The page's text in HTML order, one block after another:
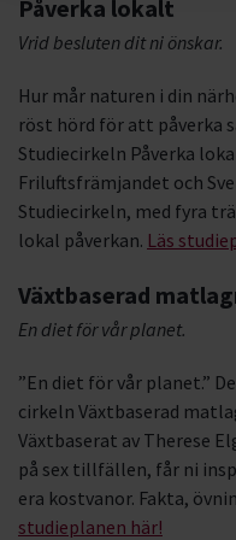
Påverka lokalt
Vrid besluten dit ni önskar.
Hur mår naturen i din
röst hörd för att påverka
Studiecirkeln Påverka
Friluftsfrämjandet och
Studiecirkeln, med fyra
lokal påverkan. Läs
Växtbaserad
En diet för vår planet.
”En diet för vår planet.”
cirkeln Växtbaserad
Växtbaserat av Therese
på sex tillfällen, får ni
era kostvanor. Fakta,
studieplanen här!